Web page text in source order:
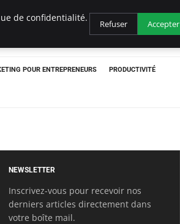
POUR ENTREPRENEURS PRODUCTIVITÉ
NEWSLETTER
Inscrivez-vous pour recevoir nos
derniers articles directement dans
votre boîte mail.
de confidentialité.
Refuser Accepter